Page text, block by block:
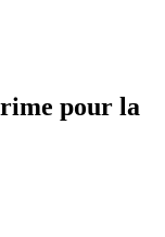
pour la